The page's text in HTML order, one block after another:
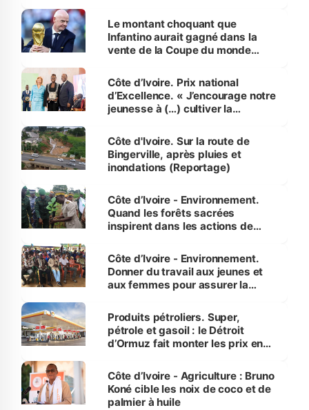
Le montant choquant que
Infantino aurait gagné dans la
vente de la Coupe du monde
Côte d’Ivoire. Prix national
d’Excellence. « J’encourage notre
jeunesse à (…) cultiver la
(Alassane Ouattara
Côte d'Ivoire. Sur la route de
Bingerville, après pluies et
inondations (Reportage)
Côte d’Ivoire - Environnement.
Quand les forêts sacrées
inspirent dans les actions de
Côte d’Ivoire - Environnement.
Donner du travail aux jeunes et
aux femmes pour assurer la
menacées
Produits pétroliers. Super,
pétrole et gasoil : le Détroit
d’Ormuz fait monter les prix en
Côte d’Ivoire - Agriculture : Bruno
Koné cible les noix de coco et de
palmier à huile